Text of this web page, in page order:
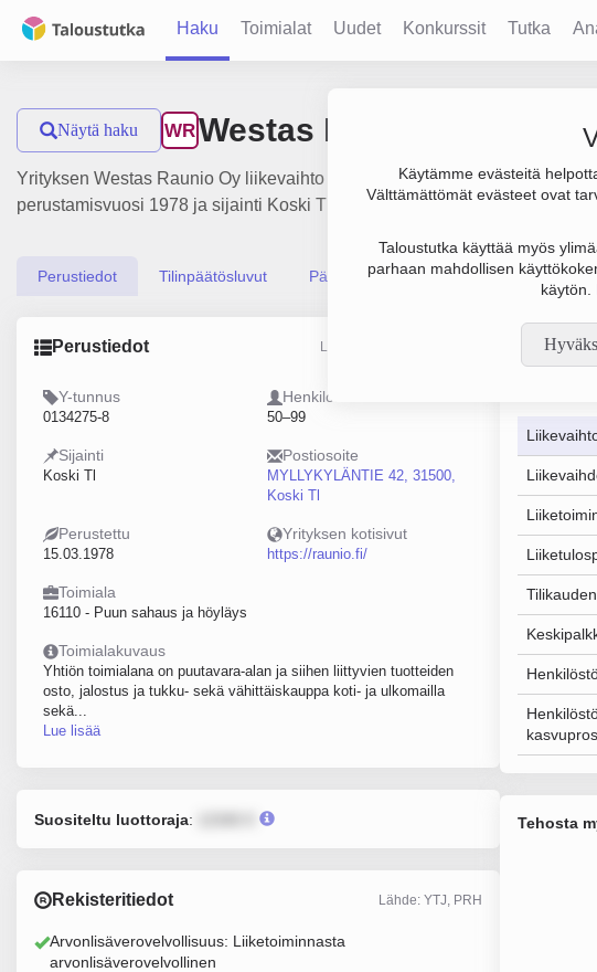
Haku Toimialat Uudet Konkurssit Tutka
Käytämme evästeitä
Välttämättömät evästeet ovat
Taloustutka käyttää myös
parhaan mahdollisen
käytön.
Näytä haku WRWestas Raunio Oy
Yrityksen Westas Raunio Oy liikevaihto on 73.9 milj. €, tulos 4.5 milj. € ja
perustamisvuosi 1978 ja sijainti Koski Tl. Yrityksen yhtiömuoto
Perustiedot Tilinpäätösluvut Päättäjätiedot
Perustiedot Lähde: YTJ, PRH, Traficom
Y-tunnus
0134275-8
Henkilöstömäärä
50–99
Sijainti
Koski Tl
Postiosoite
MYLLYKYLÄNTIE 42, 31500,
Koski Tl
Perustettu
15.03.1978
Yrityksen kotisivut
https://raunio.fi/
Toimiala
16110 - Puun sahaus ja höyläys
Toimialakuvaus
Yhtiön toimialana on puutavara-alan ja siihen liittyvien tuotteiden
osto, jalostus ja tukku- sekä vähittäiskauppa koti- ja ulkomailla
sekä...
Lue lisää
Suositeltu luottoraja:
Rekisteritiedot Lähde: YTJ, PRH
Arvonlisäverovelvollisuus: Liiketoiminnasta
arvonlisäverovelvollinen
Tehosta